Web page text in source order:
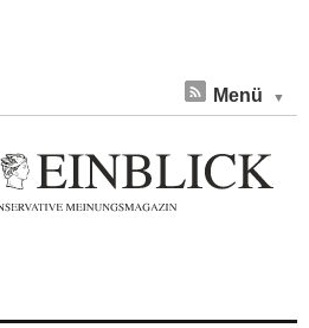
Menü